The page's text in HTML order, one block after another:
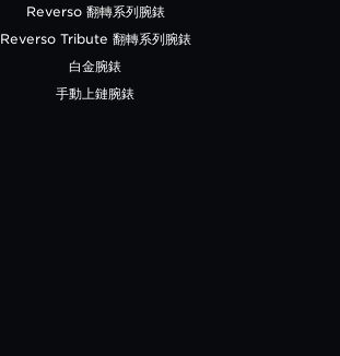
Reverso 翻轉系列腕錶
Reverso Tribute 翻轉系列腕錶
白金腕錶
手動上鏈腕錶